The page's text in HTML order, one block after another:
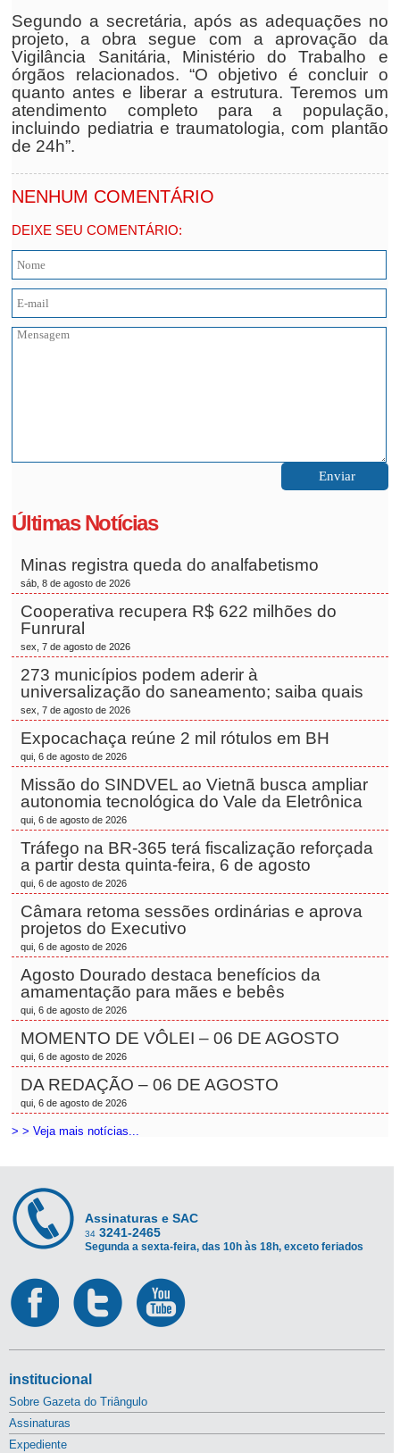
Segundo a secretária, após as adequações no
projeto, a obra segue com a aprovação da
Vigilância Sanitária, Ministério do Trabalho e
órgãos relacionados. “O objetivo é concluir o
quanto antes e liberar a estrutura. Teremos um
atendimento completo para a população,
incluindo pediatria e traumatologia, com plantão
de 24h”.
NENHUM COMENTÁRIO
DEIXE SEU COMENTÁRIO:
Últimas Notícias
Minas registra queda do analfabetismo
sáb, 8 de agosto de 2026
Cooperativa recupera R$ 622 milhões do
Funrural
sex, 7 de agosto de 2026
273 municípios podem aderir à
universalização do saneamento; saiba quais
sex, 7 de agosto de 2026
Expocachaça reúne 2 mil rótulos em BH
qui, 6 de agosto de 2026
Missão do SINDVEL ao Vietnã busca ampliar
autonomia tecnológica do Vale da Eletrônica
qui, 6 de agosto de 2026
Tráfego na BR-365 terá fiscalização reforçada
a partir desta quinta-feira, 6 de agosto
qui, 6 de agosto de 2026
Câmara retoma sessões ordinárias e aprova
projetos do Executivo
qui, 6 de agosto de 2026
Agosto Dourado destaca benefícios da
amamentação para mães e bebês
qui, 6 de agosto de 2026
MOMENTO DE VÔLEI – 06 DE AGOSTO
qui, 6 de agosto de 2026
DA REDAÇÃO – 06 DE AGOSTO
qui, 6 de agosto de 2026
> > Veja mais notícias...
Assinaturas e SAC
34 3241-2465
Segunda a sexta-feira, das 10h às 18h, exceto feriados
institucional
Sobre Gazeta do Triângulo
Assinaturas
Expediente